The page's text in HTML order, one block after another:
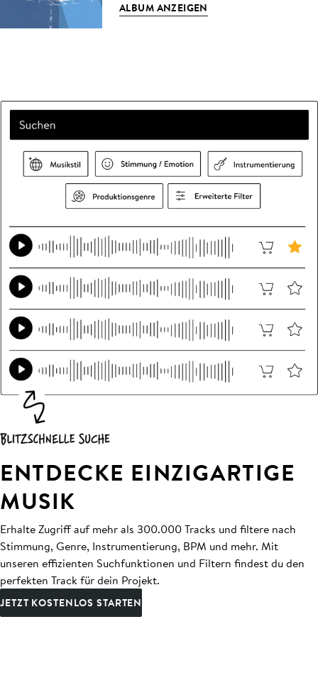
ALBUM ANZEIGEN
ENTDECKE EINZIGARTIGE
MUSIK
Erhalte Zugriff auf mehr als 300.000 Tracks und filtere nach
Stimmung, Genre, Instrumentierung, BPM und mehr. Mit
unseren effizienten Suchfunktionen und Filtern findest du den
perfekten Track für dein Projekt.
JETZT KOSTENLOS STARTEN